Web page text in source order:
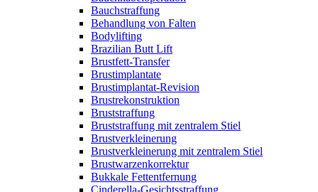
Bauchstraffung
Behandlung von Falten
Bodylifting
Brazilian Butt Lift
Brustfett-Transfer
Brustimplantate
Brustimplantat-Revision
Brustrekonstruktion
Bruststraffung
Bruststraffung mit zentralem Stiel
Brustverkleinerung
Brustverkleinerung mit zentralem Stiel
Brustwarzenkorrektur
Bukkale Fettentfernung